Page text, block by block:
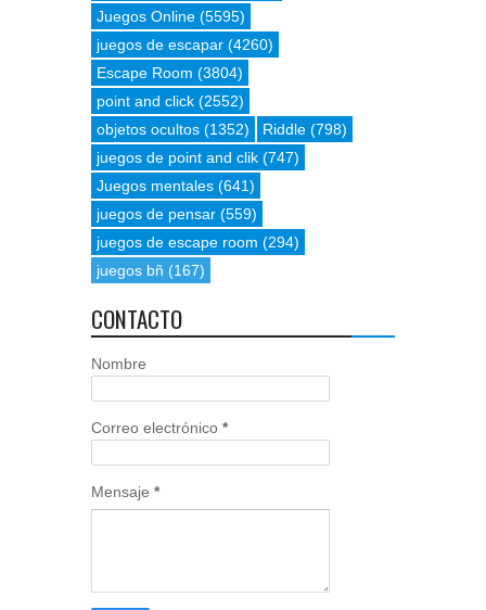
Juegos Online (5595)
juegos de escapar (4260)
Escape Room (3804)
point and click (2552)
objetos ocultos (1352) Riddle (798)
juegos de point and clik (747)
Juegos mentales (641)
juegos de pensar (559)
juegos de escape room (294)
juegos bñ (167)
CONTACTO
Nombre
Correo electrónico *
Mensaje *